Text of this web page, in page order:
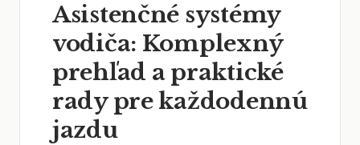
Asistenčné systémy
vodiča: Komplexný
prehľad a praktické
rady pre každodennú
jazdu